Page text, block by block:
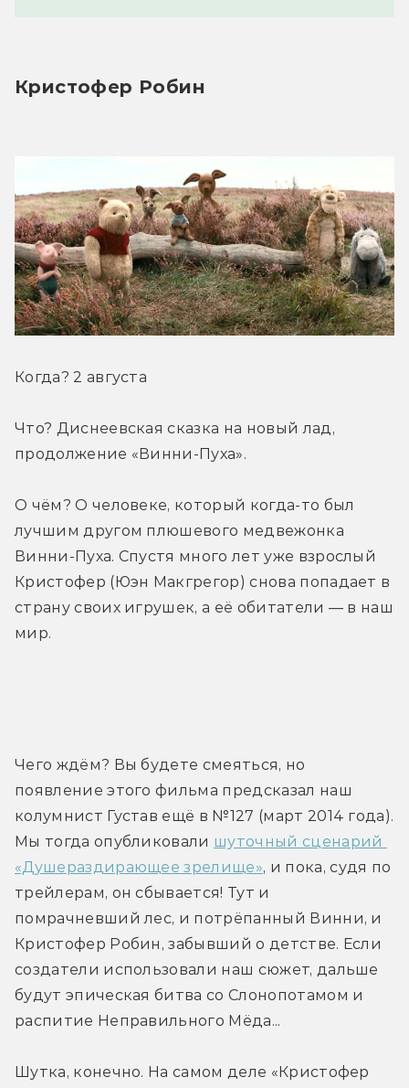
Кристофер Робин
Когда? 2 августа
Что? Диснеевская сказка на новый лад,
продолжение «Винни-Пуха».
О чём? О человеке, который когда-то был
лучшим другом плюшевого медвежонка
Винни-Пуха. Спустя много лет уже взрослый
Кристофер (Юэн Макгрегор) снова попадает в
страну своих игрушек, а её обитатели — в наш
мир.
Чего ждём? Вы будете смеяться, но
появление этого фильма предсказал наш
колумнист Густав ещё в №127 (март 2014 года).
Мы тогда опубликовали шуточный сценарий
«Душераздирающее зрелище», и пока, судя по
трейлерам, он сбывается! Тут и
помрачневший лес, и потрёпанный Винни, и
Кристофер Робин, забывший о детстве. Если
создатели использовали наш сюжет, дальше
будут эпическая битва со Слонопотамом и
распитие Неправильного Мёда...
Шутка, конечно. На самом деле «Кристофер